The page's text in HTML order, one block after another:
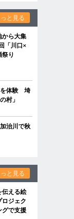
っと見る
から大集
「川口×
り
を体験 埼
村」
治川で秋
っと見る
伝える絵
ロジェク
で支援